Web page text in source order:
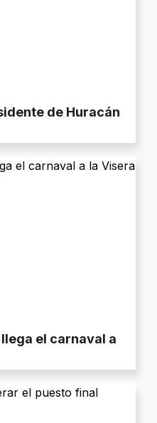
de Huracán
el carnaval a